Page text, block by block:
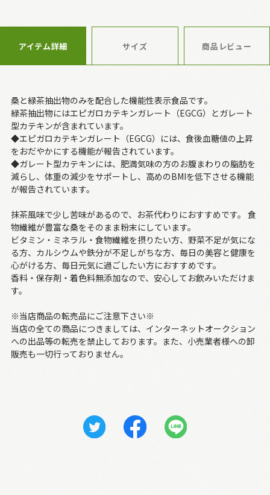
アイテム詳細 サイズ 商品レビュー
桑と緑茶抽出物のみを配合した機能性表示食品です。
緑茶抽出物にはエピガロカテキンガレート（EGCG）とガレート
型カテキンが含まれています。
◆エピガロカテキンガレート（EGCG）には、食後血糖値の上昇
をおだやかにする機能が報告されています。
◆ガレート型カテキンには、肥満気味の方のお腹まわりの脂肪を
減らし、体重の減少をサポートし、高めのBMIを低下させる機能
が報告されています。
抹茶風味で少し苦味があるので、お茶代わりにおすすめです。 食
物繊維が豊富な桑をそのまま粉末にしています。
ビタミン・ミネラル・食物繊維を摂りたい方、野菜不足が気にな
る方、カルシウムや鉄分が不足しがちな方、毎日の美容と健康を
心がける方、毎日元気に過ごしたい方におすすめです。
香料・保存剤・着色料無添加なので、安心してお飲みいただけま
す。
※当店商品の転売品にご注意下さい※
当店の全ての商品につきましては、インターネットオークション
への出品等の転売を禁止しております。また、小売業者様への卸
販売も一切行っておりません。